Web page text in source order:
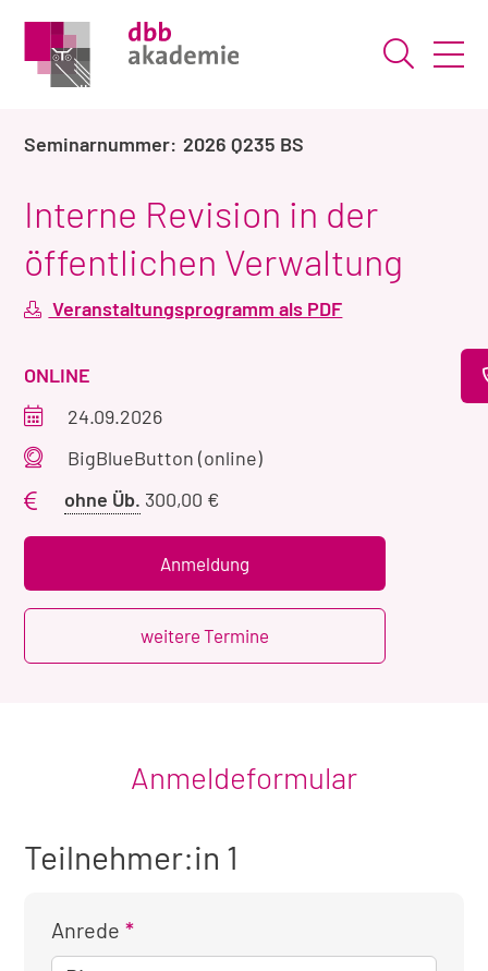
Suche
2026 Q235 BS
Interne Revision in der
öffentlichen Verwaltung
Veranstaltungsprogramm als PDF
VERANSTALTUNGSART
ONLINE
Veranstaltungszeitraum
24.09.2026
Veranstaltungsort
BigBlueButton (online)
ohne Üb. Preis
Übernachtung
300,00 €
Anmeldung
weitere Termine
Anmeldeformular
Teilnehmer:in 1
Anrede